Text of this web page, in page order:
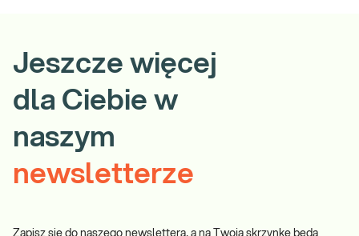
Jeszcze więcej
dla Ciebie w
naszym
newsletterze
Zapisz się do naszego newslettera, a na Twoją skrzynkę będą